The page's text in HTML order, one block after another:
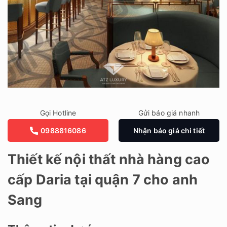
Thiết kế nội thất nhà hàng cao
cấp Daria tại quận 7 cho anh
Sang
Gọi Hotline
0988816086
Gửi báo giá nhanh
Nhận báo giá chi tiết